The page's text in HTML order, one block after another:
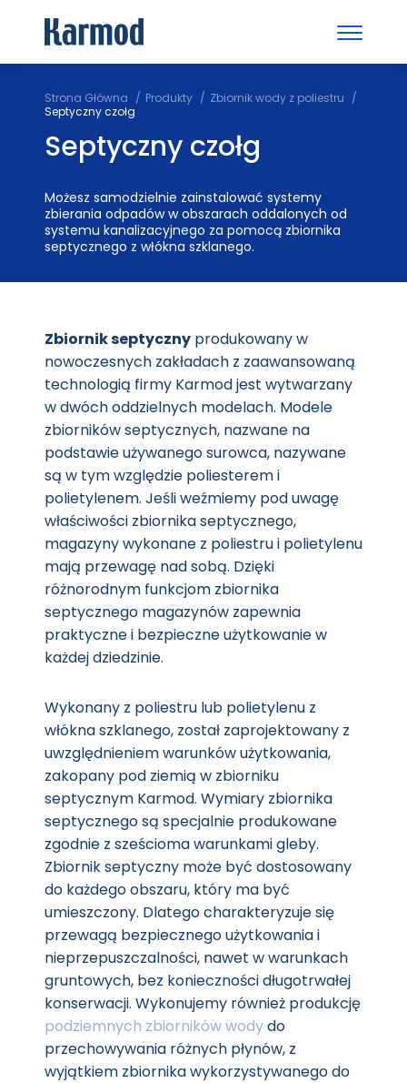
Strona Główna Produkty
Zbiornik wody z poliestru
Septyczny czołg
Septyczny czołg
Możesz samodzielnie zainstalować systemy
zbierania odpadów w obszarach oddalonych od
systemu kanalizacyjnego za pomocą zbiornika
septycznego z włókna szklanego.
Zbiornik septyczny produkowany w
nowoczesnych zakładach z zaawansowaną
technologią firmy Karmod jest wytwarzany
w dwóch oddzielnych modelach. Modele
zbiorników septycznych, nazwane na
podstawie używanego surowca, nazywane
są w tym względzie poliesterem i
polietylenem. Jeśli weźmiemy pod uwagę
właściwości zbiornika septycznego,
magazyny wykonane z poliestru i polietylenu
mają przewagę nad sobą. Dzięki
różnorodnym funkcjom zbiornika
septycznego magazynów zapewnia
praktyczne i bezpieczne użytkowanie w
każdej dziedzinie.
Wykonany z poliestru lub polietylenu z
włókna szklanego, został zaprojektowany z
uwzględnieniem warunków użytkowania,
zakopany pod ziemią w zbiorniku
septycznym Karmod. Wymiary zbiornika
septycznego są specjalnie produkowane
zgodnie z sześcioma warunkami gleby.
Zbiornik septyczny może być dostosowany
do każdego obszaru, który ma być
umieszczony. Dlatego charakteryzuje się
przewagą bezpiecznego użytkowania i
nieprzepuszczalności, nawet w warunkach
gruntowych, bez konieczności długotrwałej
konserwacji. Wykonujemy również produkcję
podziemnych zbiorników wodydo
przechowywania różnych płynów, z
wyjątkiem zbiornika wykorzystywanego do